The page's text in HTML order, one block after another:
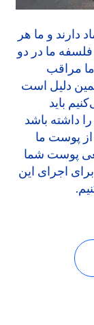
دارند و ما هر
ما در دو
مراقب
دلیل است
باید
داشته باشد
از پوست ما
پوست شما
اجرای این